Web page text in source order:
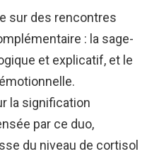
sur des rencontres
: la sage-
et explicatif, et le
la signification
par ce duo,
du niveau de cortisol